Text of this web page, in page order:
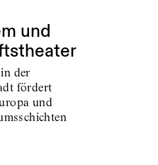
und
der
fördert
und